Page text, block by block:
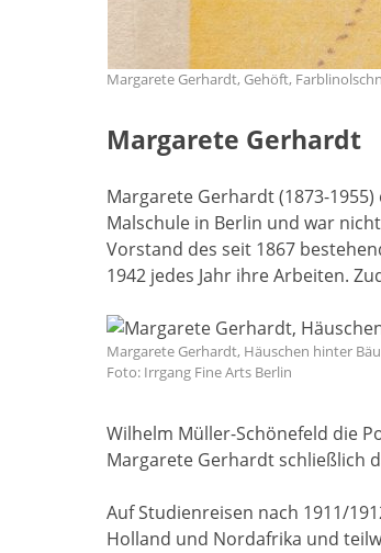
Margarete Gerhardt, Gehöft,
Margarete Gerhardt
Margarete Gerhardt (1873-
Malschule in Berlin und war
Vorstand des seit 1867
1942 jedes Jahr ihre Arbeiten.
Margarete Gerhardt, Häuschen hinter
Foto: Irrgang Fine Arts Berlin
Wilhelm Müller-Schönefeld die
Margarete Gerhardt schließlich
Auf Studienreisen nach 1911/
Holland und Nordafrika und